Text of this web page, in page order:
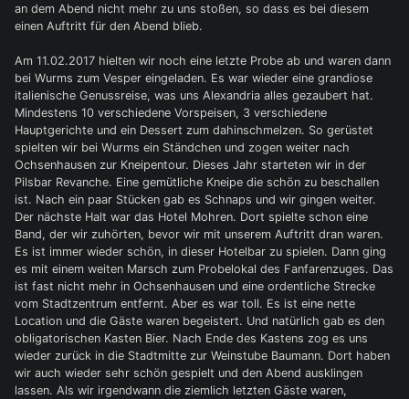
an dem Abend nicht mehr zu uns stoßen, so dass es bei diesem
einen Auftritt für den Abend blieb.
Am 11.02.2017 hielten wir noch eine letzte Probe ab und waren dann
bei Wurms zum Vesper eingeladen. Es war wieder eine grandiose
italienische Genussreise, was uns Alexandria alles gezaubert hat.
Mindestens 10 verschiedene Vorspeisen, 3 verschiedene
Hauptgerichte und ein Dessert zum dahinschmelzen. So gerüstet
spielten wir bei Wurms ein Ständchen und zogen weiter nach
Ochsenhausen zur Kneipentour. Dieses Jahr starteten wir in der
Pilsbar Revanche. Eine gemütliche Kneipe die schön zu beschallen
ist. Nach ein paar Stücken gab es Schnaps und wir gingen weiter.
Der nächste Halt war das Hotel Mohren. Dort spielte schon eine
Band, der wir zuhörten, bevor wir mit unserem Auftritt dran waren.
Es ist immer wieder schön, in dieser Hotelbar zu spielen. Dann ging
es mit einem weiten Marsch zum Probelokal des Fanfarenzuges. Das
ist fast nicht mehr in Ochsenhausen und eine ordentliche Strecke
vom Stadtzentrum entfernt. Aber es war toll. Es ist eine nette
Location und die Gäste waren begeistert. Und natürlich gab es den
obligatorischen Kasten Bier. Nach Ende des Kastens zog es uns
wieder zurück in die Stadtmitte zur Weinstube Baumann. Dort haben
wir auch wieder sehr schön gespielt und den Abend ausklingen
lassen. Als wir irgendwann die ziemlich letzten Gäste waren,